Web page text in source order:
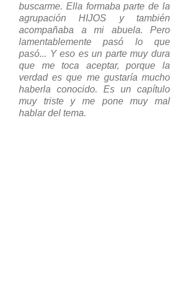
buscarme. Ella formaba parte de la
agrupación HIJOS y también
acompañaba a mi abuela. Pero
lamentablemente pasó lo que
pasó... Y eso es un parte muy dura
que me toca aceptar, porque la
verdad es que me gustaría mucho
haberla conocido. Es un capítulo
muy triste y me pone muy mal
hablar del tema.